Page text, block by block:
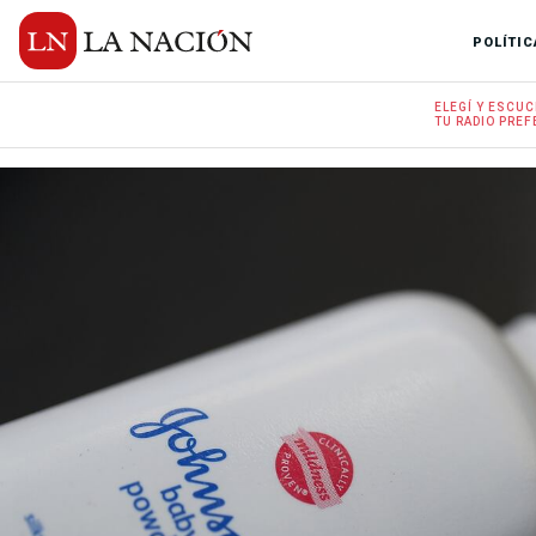
ELEGÍ Y
TU RADIO